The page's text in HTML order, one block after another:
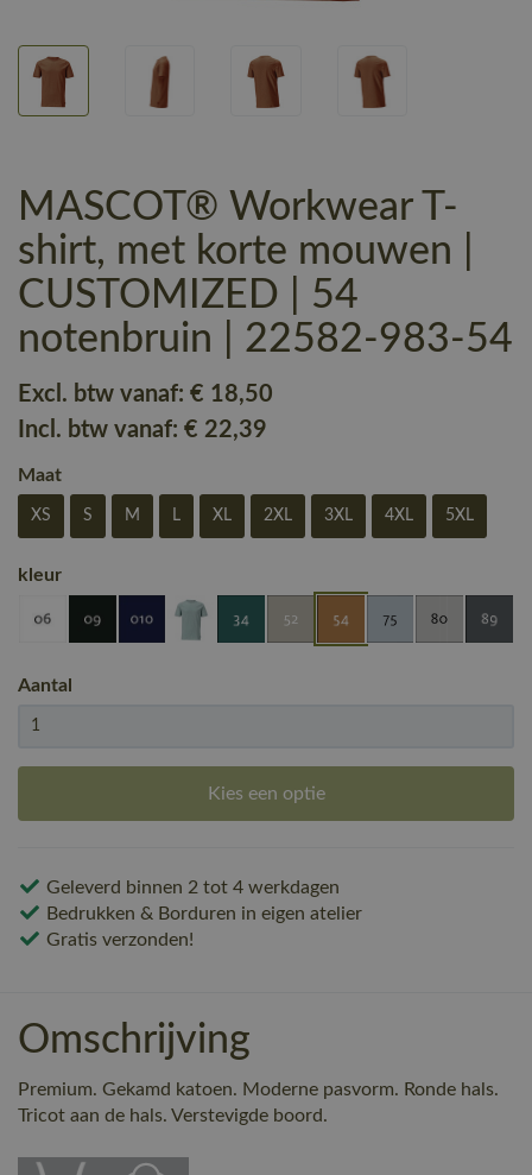
MASCOT® Workwear T-
shirt, met korte mouwen |
CUSTOMIZED | 54
notenbruin | 22582-983-54
Excl. btw vanaf: € 18,50
Incl. btw vanaf: € 22,39
Maat
XS S M L XL 2XL 3XL 4XL 5XL
kleur
Aantal
Kies een optie
Geleverd binnen 2 tot 4 werkdagen
Bedrukken & Borduren in eigen atelier
Gratis verzonden!
Omschrijving
Premium. Gekamd katoen. Moderne pasvorm. Ronde hals.
Tricot aan de hals. Verstevigde boord.